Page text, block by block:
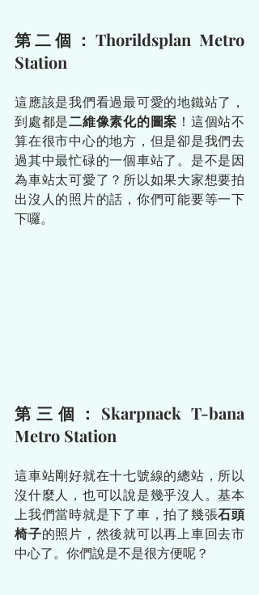
第二個：Thorildsplan Metro
Station
這應該是我們看過最可愛的地鐵站了，
到處都是二維像素化的圖案 ！這個站不
算在很市中心的地方，但是卻是我們去
過其中最忙碌的一個車站了。是不是因
為車站太可愛了？所以如果大家想要拍
出沒人的照片的話，你們可能要等一下
下囉。
第三個：Skarpnack T-bana
Metro Station
這車站剛好就在十七號線的總站，所以
沒什麼人，也可以說是幾乎沒人。基本
上我們當時就是下了車，拍了幾張石頭
椅子的照片，然後就可以再上車回去市
中心了。你們說是不是很方便呢？